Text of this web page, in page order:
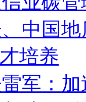
中国
培养
军：